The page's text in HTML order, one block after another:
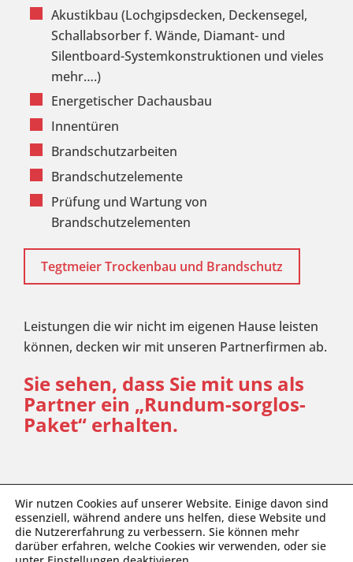
Akustikbau (Lochgipsdecken, Deckensegel,
Schallabsorber f. Wände, Diamant- und
Silentboard-Systemkonstruktionen und vieles
mehr….)
Energetischer Dachausbau
Innentüren
Brandschutzarbeiten
Brandschutzelemente
Prüfung und Wartung von
Brandschutzelementen
Tegtmeier Trockenbau und Brandschutz
Leistungen die wir nicht im eigenen Hause leisten
können, decken wir mit unseren Partnerfirmen ab.
Sie sehen, dass Sie mit uns als
Partner ein „Rund­um-sorg­los-
Pa­ket“ erhalten.
©2026 Tegtmeier Bausanierungs-GmbH
Wir nutzen Cookies auf unserer Website. Einige davon sind
essenziell, während andere uns helfen, diese Website und
die Nutzererfahrung zu verbessern. Sie können mehr
darüber erfahren, welche Cookies wir verwenden, oder sie